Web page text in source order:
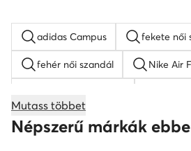
adidas Campus fekete női
fehér női szandál Nike Air
fekete mokaszin női G-Star
Mutass többet
Népszerű márkák